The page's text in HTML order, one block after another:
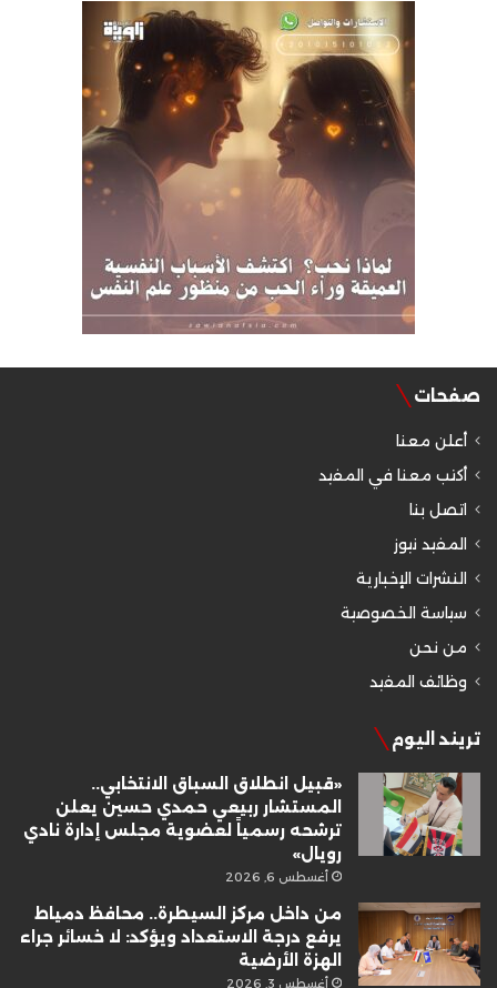
صفحات
أعلن معنا
أكتب معنا في المفيد
اتصل بنا
المفيد نيوز
النشرات الإخبارية
سياسة الخصوصية
من نحن
وظائف المفيد
تريند اليوم
«قبيل انطلاق السباق الانتخابي..
المستشار ربيعي حمدي حسين يعلن
ترشحه رسمياً لعضوية مجلس إدارة نادي
رويال»
أغسطس 6, 2026
من داخل مركز السيطرة.. محافظ دمياط
يرفع درجة الاستعداد ويؤكد: لا خسائر جراء
الهزة الأرضية
أغسطس 3, 2026